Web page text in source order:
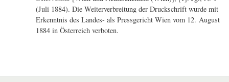
(Juli 1884). Die Weiterverbreitung der Druckschrift wurde mit
Erkenntnis des Landes- als Pressgericht Wien vom 12. August
1884 in Österreich verboten.